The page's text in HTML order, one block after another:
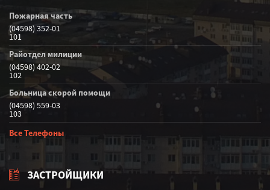
Пожарная часть
(04598) 352-01
101
Райотдел милиции
(04598) 402-02
102
Больница скорой помощи
(04598) 559-03
103
Все Телефоны
ЗАСТРОЙЩИКИ